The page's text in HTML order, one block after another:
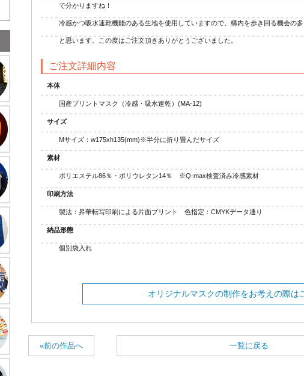
で分かりますね！
冷感かつ吸水速乾機能のある生地を使用していますので、構内を歩き回る機会の
と思います。この度はご注文頂きありがとうございました。
ご注文詳細内容
本体
国産プリントマスク（冷感・吸水速乾）(MA-12)
サイズ
Mサイズ：w175xh135(mm)※半分に折り畳んだサイズ
素材
ポリエステル86％・ポリウレタン14％ ※Q-max検査済み冷感素材
印刷方法
製法：昇華転写印刷による片面プリント 色指定：CMYKデータ通り
納品形態
個別袋入れ
オリジナルマスクの制作をお考えの際は
«前の作品へ 一覧に戻る